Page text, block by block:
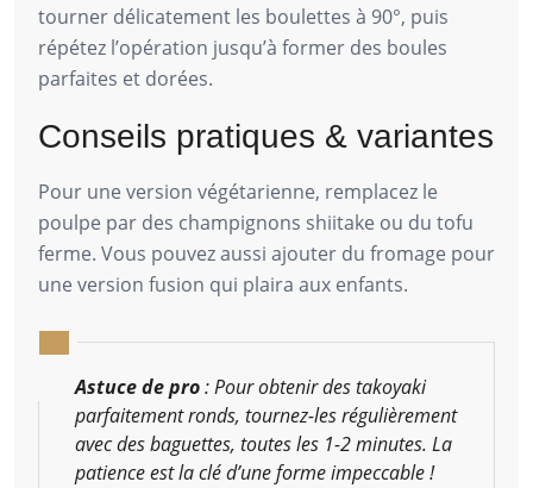
tourner délicatement les boulettes à 90°, puis
répétez l’opération jusqu’à former des boules
parfaites et dorées.
Conseils pratiques & variantes
Pour une version végétarienne, remplacez le
poulpe par des champignons shiitake ou du tofu
ferme. Vous pouvez aussi ajouter du fromage pour
une version fusion qui plaira aux enfants.
Astuce de pro: Pour obtenir des takoyaki
parfaitement ronds, tournez-les régulièrement
avec des baguettes, toutes les 1-2 minutes. La
patience est la clé d’une forme impeccable !